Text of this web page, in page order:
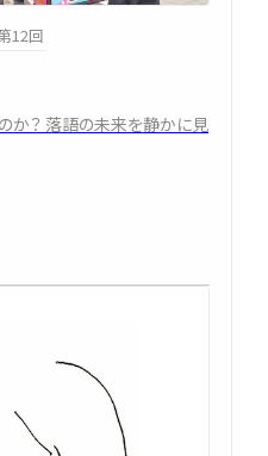
12回
か？ 落語の未来を静かに見